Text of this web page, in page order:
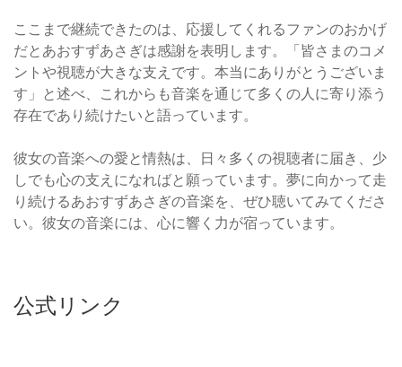
ここまで継続できたのは、応援してくれるファンのおかげ
だとあおすずあさぎは感謝を表明します。「皆さまのコメ
ントや視聴が大きな支えです。本当にありがとうございま
す」と述べ、これからも音楽を通じて多くの人に寄り添う
存在であり続けたいと語っています。
彼女の音楽への愛と情熱は、日々多くの視聴者に届き、少
しでも心の支えになればと願っています。夢に向かって走
り続けるあおすずあさぎの音楽を、ぜひ聴いてみてくださ
い。彼女の音楽には、心に響く力が宿っています。
公式リンク